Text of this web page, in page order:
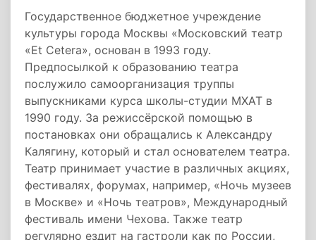
Государственное бюджетное учреждение
культуры города Москвы «Московский театр
«Et Cetera», основан в 1993 году.
Предпосылкой к образованию театра
послужило самоорганизация труппы
выпускниками курса школы-студии МХАТ в
1990 году. За режиссёрской помощью в
постановках они обращались к Александру
Калягину, который и стал основателем театра.
Театр принимает участие в различных акциях,
фестивалях, форумах, например, «Ночь музеев
в Москве» и «Ночь театров», Международный
фестиваль имени Чехова. Также театр
регулярно ездит на гастроли как по России,